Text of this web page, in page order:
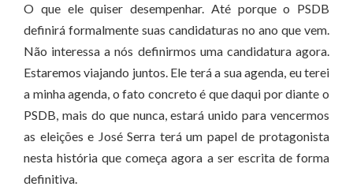
O que ele quiser desempenhar. Até porque o PSDB
definirá formalmente suas candidaturas no ano que vem.
Não interessa a nós definirmos uma candidatura agora.
Estaremos viajando juntos. Ele terá a sua agenda, eu terei
a minha agenda, o fato concreto é que daqui por diante o
PSDB, mais do que nunca, estará unido para vencermos
as eleições e José Serra terá um papel de protagonista
nesta história que começa agora a ser escrita de forma
definitiva.